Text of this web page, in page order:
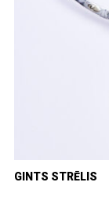
GINTS STRĒLIS